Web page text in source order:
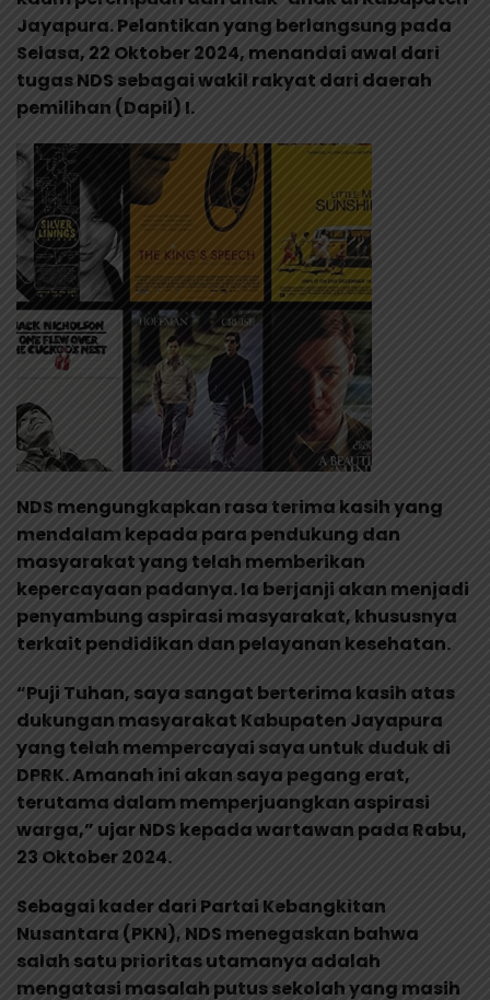
Jayapura. Pelantikan yang berlangsung pada
Selasa, 22 Oktober 2024, menandai awal dari
tugas NDS sebagai wakil rakyat dari daerah
pemilihan (Dapil) I.
NDS mengungkapkan rasa terima kasih yang
mendalam kepada para pendukung dan
masyarakat yang telah memberikan
kepercayaan padanya. Ia berjanji akan menjadi
penyambung aspirasi masyarakat, khususnya
terkait pendidikan dan pelayanan kesehatan.
“Puji Tuhan, saya sangat berterima kasih atas
dukungan masyarakat Kabupaten Jayapura
yang telah mempercayai saya untuk duduk di
DPRK. Amanah ini akan saya pegang erat,
terutama dalam memperjuangkan aspirasi
warga,” ujar NDS kepada wartawan pada Rabu,
23 Oktober 2024.
Sebagai kader dari Partai Kebangkitan
Nusantara (PKN), NDS menegaskan bahwa
salah satu prioritas utamanya adalah
mengatasi masalah putus sekolah yang masih